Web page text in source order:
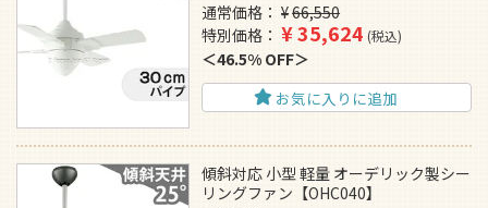
通常価格
¥66,550
特別価格
¥35,624 税込
46.5% OFF
お気に入りに追加
傾斜対応 小型 軽量 オーデリック製シー
リングファン【OHC040】